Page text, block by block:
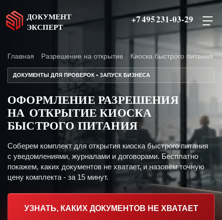
ДОКУМЕНТ
ЭКСПЕРТ
+7 495 231-03-29
Главная Разрешение на открытие Киоска быстрого питания
ДОКУМЕНТЫ ДЛЯ ПРОВЕРОК • ЗАПУСК БИЗНЕСА
ОФОРМЛЕНИЕ РАЗРЕШЕНИЯ
НА ОТКРЫТИЕ КИОСКА
БЫСТРОГО ПИТАНИЯ
Соберем комплект для открытия киоска быстрого питания
с уведомлениями, журналами и договорами. Бесплатно
покажем, каких документов не хватает, и назовём точную
цену комплекта - за 15 минут.
УЗНАТЬ, КАКИХ ДОКУМЕНТОВ НЕ ХВАТАЕТ